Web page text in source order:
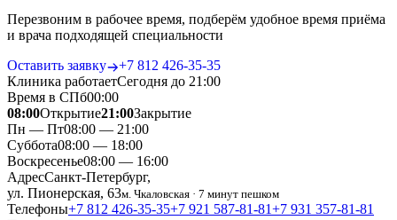
Перезвоним в рабочее время, подберём удобное время приёма
и врача подходящей специальности
Оставить заявку
+7 812 426‑35‑35
Клиника работаетСегодня до 21:00
Время в СПб00:00
08:00Открытие21:00Закрытие
Пн — Пт08:00 — 21:00
Суббота08:00 — 18:00
Воскресенье08:00 — 16:00
АдресСанкт-Петербург,
ул. Пионерская, 63м. Чкаловская · 7 минут пешком
Телефоны+7 812 426‑35‑35+7 921 587‑81‑81+7 931 357‑81‑81